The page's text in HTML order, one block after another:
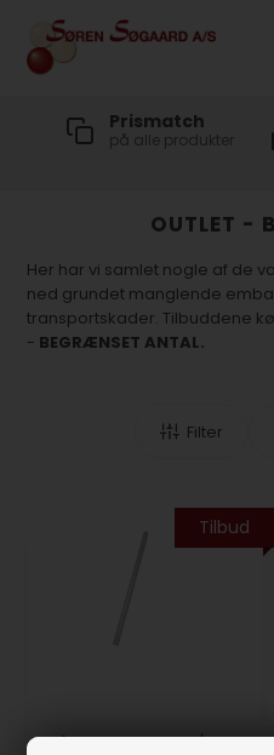
Prismatch
på alle produkter
OUTLET -
Her har vi samlet nogle af de
ned grundet manglende
transportskader. Tilbuddene
- BEGRÆNSET ANTAL.
Filter
Tilbud
Låsestang for net t/